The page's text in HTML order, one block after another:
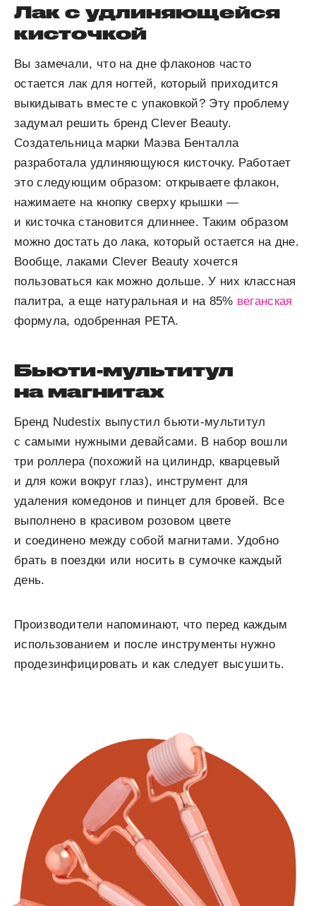
Лак с удлиняющейся
кисточкой
Вы замечали, что на дне флаконов часто
остается лак для ногтей, который приходится
выкидывать вместе с упаковкой? Эту проблему
задумал решить бренд Clever Beauty.
Создательница марки Маэва Бенталла
разработала удлиняющуюся кисточку. Работает
это следующим образом: открываете флакон,
нажимаете на кнопку сверху крышки —
и кисточка становится длиннее. Таким образом
можно достать до лака, который остается на дне.
Вообще, лаками Clever Beauty хочется
пользоваться как можно дольше. У них классная
палитра, а еще натуральная и на 85% веганская
формула, одобренная PETA.
Бьюти-мультитул
на магнитах
Бренд Nudestix выпустил бьюти-мультитул
с самыми нужными девайсами. В набор вошли
три роллера (похожий на цилиндр, кварцевый
и для кожи вокруг глаз), инструмент для
удаления комедонов и пинцет для бровей. Все
выполнено в красивом розовом цвете
и соединено между собой магнитами. Удобно
брать в поездки или носить в сумочке каждый
день.
Производители напоминают, что перед каждым
использованием и после инструменты нужно
продезинфицировать и как следует высушить.